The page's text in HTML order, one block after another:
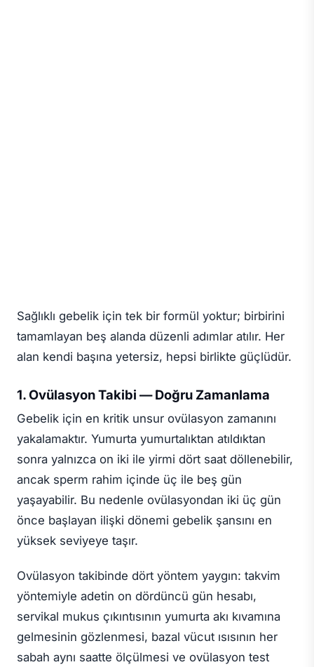
Sağlıklı gebelik için tek bir formül yoktur; birbirini
tamamlayan beş alanda düzenli adımlar atılır. Her
alan kendi başına yetersiz, hepsi birlikte güçlüdür.
1. Ovülasyon Takibi — Doğru Zamanlama
Gebelik için en kritik unsur ovülasyon zamanını
yakalamaktır. Yumurta yumurtalıktan atıldıktan
sonra yalnızca on iki ile yirmi dört saat döllenebilir,
ancak sperm rahim içinde üç ile beş gün
yaşayabilir. Bu nedenle ovülasyondan iki üç gün
önce başlayan ilişki dönemi gebelik şansını en
yüksek seviyeye taşır.
Ovülasyon takibinde dört yöntem yaygın: takvim
yöntemiyle adetin on dördüncü gün hesabı,
servikal mukus çıkıntısının yumurta akı kıvamına
gelmesinin gözlenmesi, bazal vücut ısısının her
sabah aynı saatte ölçülmesi ve ovülasyon test